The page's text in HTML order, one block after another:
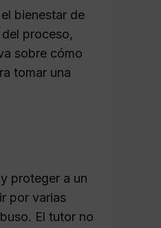
bienestar de
proceso,
sobre cómo
tomar una
proteger a un
por varias
El tutor no